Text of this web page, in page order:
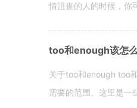
情沮丧的人的时候，你
too和enough该怎
关于too和enough too
需要的范围。这里是